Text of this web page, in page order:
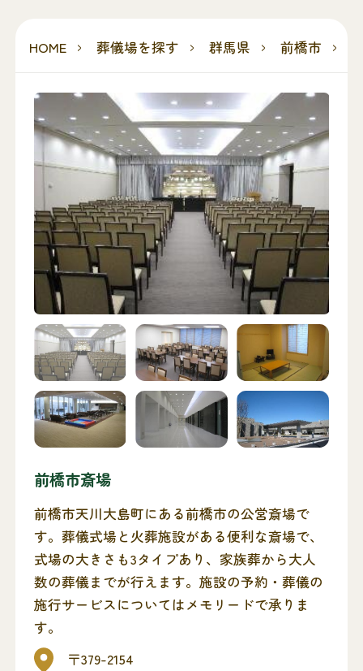
HOME 葬儀場を探す 群馬県 前橋市
前橋市斎場
前橋市天川大島町にある前橋市の公営斎場で
す。葬儀式場と火葬施設がある便利な斎場で、
式場の大きさも3タイプあり、家族葬から大人
数の葬儀までが行えます。施設の予約・葬儀の
施行サービスについてはメモリードで承りま
す。
〒379-2154